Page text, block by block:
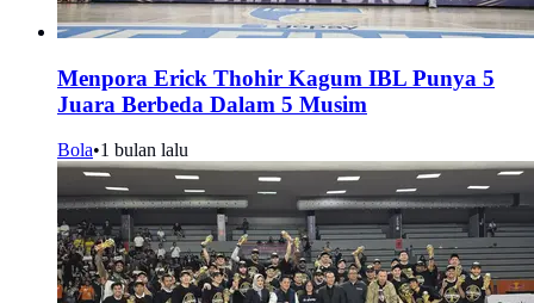
Menpora Erick Thohir Kagum IBL Punya 5
Juara Berbeda Dalam 5 Musim
Bola•1 bulan lalu